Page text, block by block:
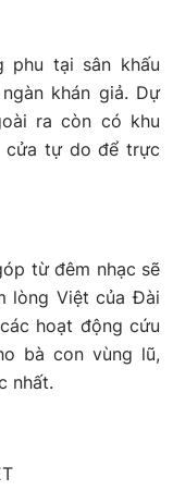
phu tại sân khấu
khán giả. Dự
ra còn có khu
cửa tự do để trực
từ đêm nhạc sẽ
lòng Việt của Đài
hoạt động cứu
bà con vùng lũ,
nhất.